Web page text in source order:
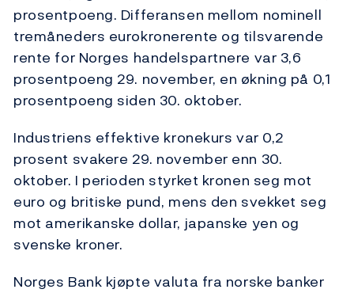
prosentpoeng. Differansen mellom nominell
tremåneders eurokronerente og tilsvarende
rente for Norges handelspartnere var 3,6
prosentpoeng 29. november, en økning på 0,1
prosentpoeng siden 30. oktober.
Industriens effektive kronekurs var 0,2
prosent svakere 29. november enn 30.
oktober. I perioden styrket kronen seg mot
euro og britiske pund, mens den svekket seg
mot amerikanske dollar, japanske yen og
svenske kroner.
Norges Bank kjøpte valuta fra norske banker